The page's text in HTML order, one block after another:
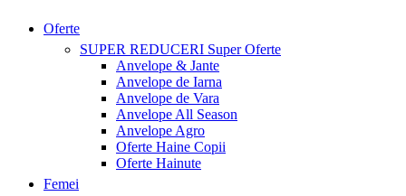
Oferte
SUPER REDUCERI Super Oferte
Anvelope & Jante
Anvelope de Iarna
Anvelope de Vara
Anvelope All Season
Anvelope Agro
Oferte Haine Copii
Oferte Hainute
Femei